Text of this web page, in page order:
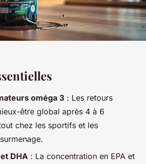
oméga 3 : Les retours
être global après 4 à 6
chez les sportifs et les
DHA : La concentration en EPA et